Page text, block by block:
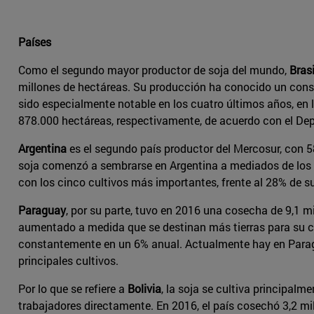
Países
Como el segundo mayor productor de soja del mundo,
millones de hectáreas. Su producción ha conocido un
sido especialmente notable en los cuatro últimos años,
878.000 hectáreas, respectivamente, de acuerdo con el
Argentinaes el segundo país productor del Mercosur, con
soja comenzó a sembrarse en Argentina a mediados de
con los cinco cultivos más importantes, frente al 28% de
Paraguay, por su parte, tuvo en 2016 una cosecha de 9,1
aumentado a medida que se destinan más tierras para
constantemente en un 6% anual. Actualmente hay en
principales cultivos.
Por lo que se refiere a Bolivia, la soja se cultiva
trabajadores directamente. En 2016, el país cosechó 3,2